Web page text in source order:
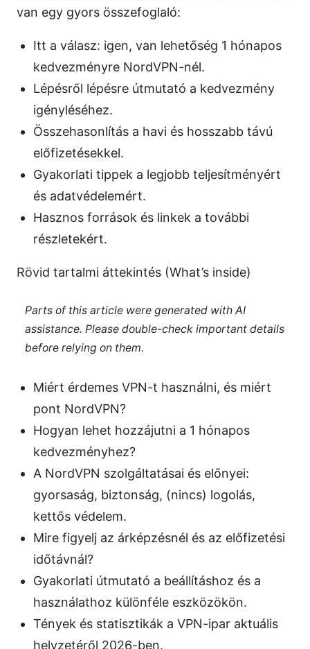
van egy gyors összefoglaló:
Itt a válasz: igen, van lehetőség 1 hónapos
kedvezményre NordVPN-nél.
Lépésről lépésre útmutató a kedvezmény
igényléséhez.
Összehasonlítás a havi és hosszabb távú
előfizetésekkel.
Gyakorlati tippek a legjobb teljesítményért
és adatvédelemért.
Hasznos források és linkek a további
részletekért.
Rövid tartalmi áttekintés (What’s inside)
Parts of this article were generated with AI
assistance. Please double-check important details
before relying on them.
Miért érdemes VPN-t használni, és miért
pont NordVPN?
Hogyan lehet hozzájutni a 1 hónapos
kedvezményhez?
A NordVPN szolgáltatásai és előnyei:
gyorsaság, biztonság, (nincs) logolás,
kettős védelem.
Mire figyelj az árképzésnél és az előfizetési
időtávnál?
Gyakorlati útmutató a beállításhoz és a
használathoz különféle eszközökön.
Tények és statisztikák a VPN-ipar aktuális
helyzetéről 2026-ben.